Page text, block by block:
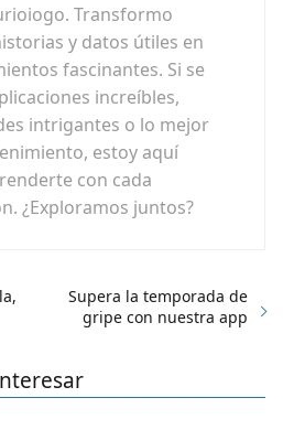
Transformo
y datos útiles en
fascinantes. Si se
increíbles,
intrigantes o lo mejor
estoy aquí
con cada
¿Exploramos juntos?
Supera la temporada de
gripe con nuestra app